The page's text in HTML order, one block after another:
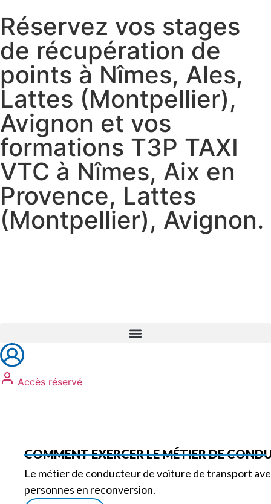
Réservez vos stages
de récupération de
points à Nîmes, Ales,
Lattes (Montpellier),
Avignon et vos
formations T3P TAXI
VTC à Nîmes, Aix en
Provence, Lattes
(Montpellier), Avignon.
Accès réservé
COMMENT EXERCER LE MÉTIER DE
Le métier de conducteur de voiture de transport
personnes en reconversion.